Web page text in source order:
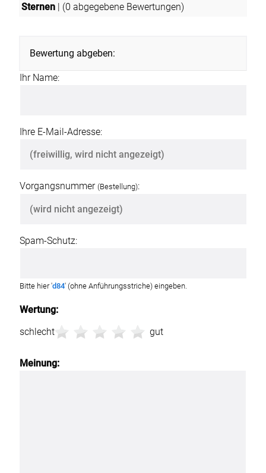
Sternen
| (0 abgegebene Bewertungen)
Bewertung abgeben:
Wertung:
schlecht
gut
Meinung:
Ihr Name:
Ihre E-Mail-Adresse:
Vorgangsnummer (Bestellung):
Spam-Schutz:
Bitte hier 'd84' (ohne Anführungsstriche) eingeben.